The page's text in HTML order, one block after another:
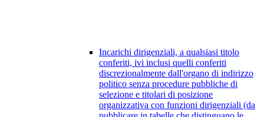
Incarichi dirigenziali, a qualsiasi titolo
conferiti, ivi inclusi quelli conferiti
discrezionalmente dall'organo di indirizzo
politico senza procedure pubbliche di
selezione e titolari di posizione
organizzativa con funzioni dirigenziali (da